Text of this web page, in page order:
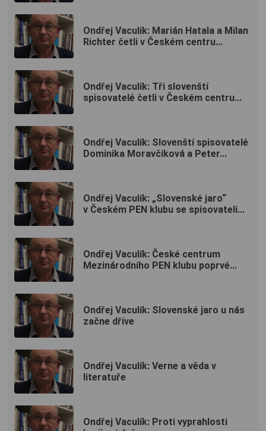
Ondřej Vaculík: Marián Hatala a Milan
Richter četli v Českém centru...
Ondřej Vaculík: Tři slovenští
spisovatelé četli v Českém centru...
Ondřej Vaculík: Slovenští spisovatelé
Dominika Moravčíková a Peter...
Ondřej Vaculík: „Slovenské jaro“
v Českém PEN klubu se spisovateli...
Ondřej Vaculík: České centrum
Mezinárodního PEN klubu poprvé...
Ondřej Vaculík: Slovenské jaro u nás
začne dříve
Ondřej Vaculík: Verne a věda v
literatuře
Ondřej Vaculík: Proti vyprahlosti